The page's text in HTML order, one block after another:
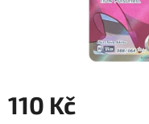
110 Kč